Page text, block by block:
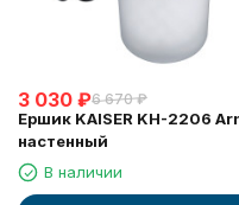
3 030 ₽6 670 ₽
Ершик KAISER KH-2206
настенный
В наличии